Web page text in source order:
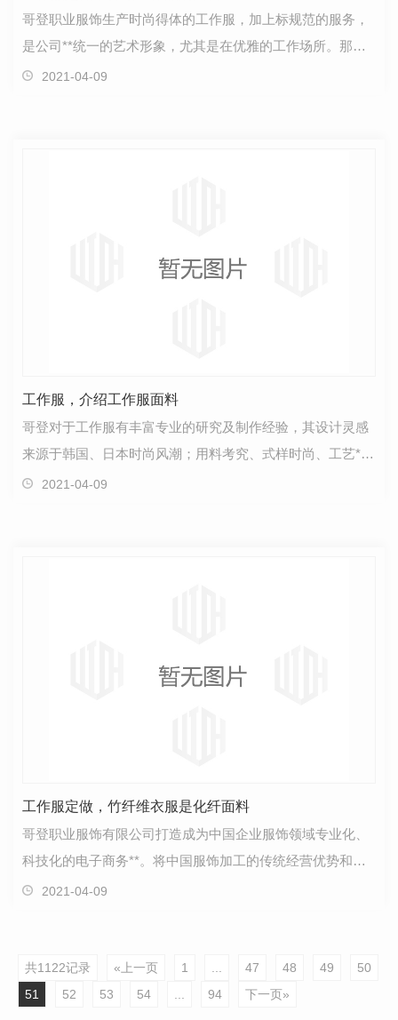
哥登职业服饰生产时尚得体的工作服，加上标规范的服务，
是公司**统一的艺术形象，尤其是在优雅的工作场所。那么
常见的工作服面料有哪些呢？接下来我们就来具体了解…
2021-04-09
工作服，介绍工作服面料
哥登对于工作服有丰富专业的研究及制作经验，其设计灵感
来源于韩国、日本时尚风潮；用料考究、式样时尚、工艺**
而又能适应时代潮流，以突出时尚、自由、快乐的工作…
2021-04-09
工作服定做，竹纤维衣服是化纤面料
哥登职业服饰有限公司打造成为中国企业服饰领域专业化、
科技化的电子商务**。将中国服饰加工的传统经营优势和现
代科学技术**结合，为**用户提供更高性价比的职业服…
2021-04-09
共1122记录 «上一页 1 ... 47 48 49
50
51
52 53 54 ... 94 下一页»